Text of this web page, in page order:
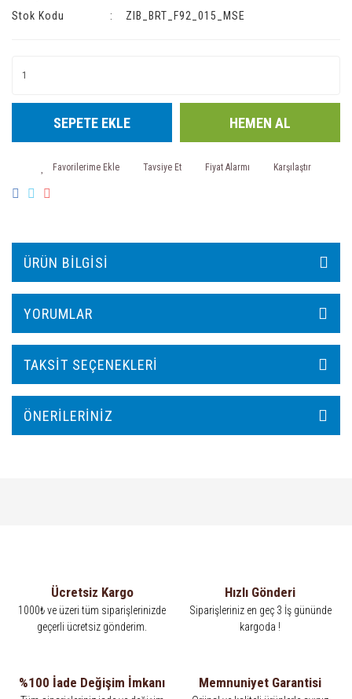
Stok Kodu
ZIB_BRT_F92_015_MSE
SEPETE EKLE HEMEN AL
Tavsiye Et Fiyat Alarmı Karşılaştır
ÜRÜN BILGISI
YORUMLAR
TAKSIT SEÇENEKLERI
ÖNERILERINIZ
Ücretsiz Kargo
1000₺ ve üzeri tüm siparişlerinizde
geçerli ücretsiz gönderim.
Hızlı Gönderi
Siparişleriniz en geç 3 İş gününde
kargoda !
%100 İade Değişim İmkanı Memnuniyet Garantisi